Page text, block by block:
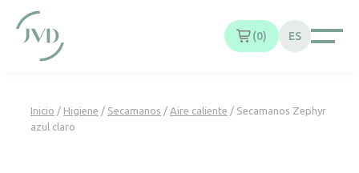
0 ES
Inicio / Higiene / Secamanos / Aire caliente / Secamanos Zephyr
azul claro
Panel de gestión de cookies